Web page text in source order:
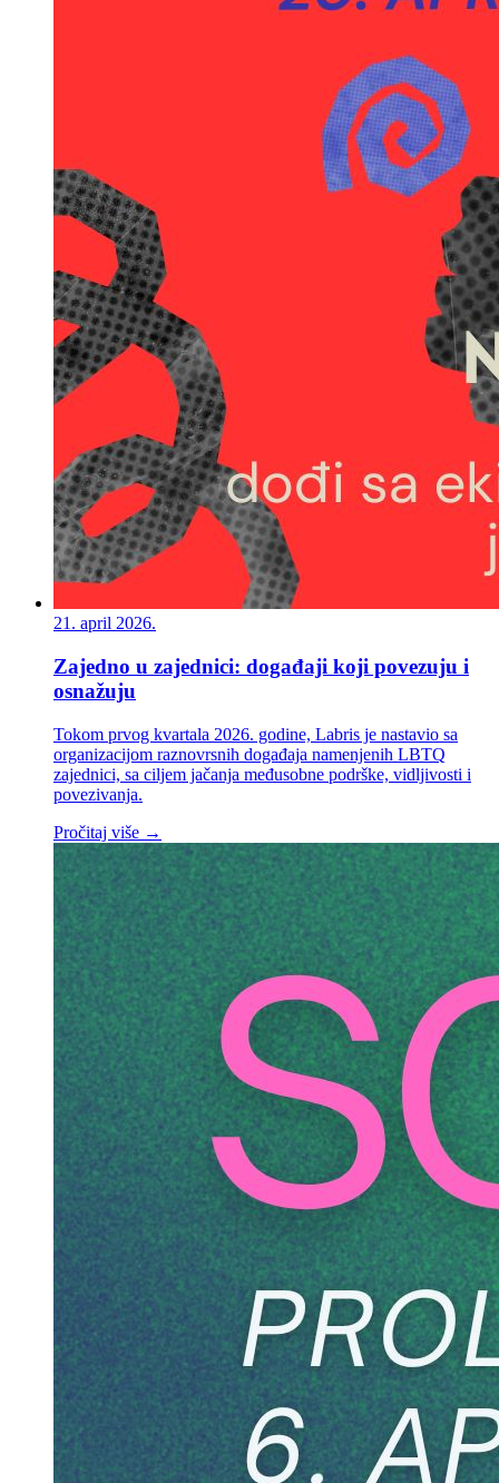
21. april 2026.
Zajedno u zajednici: događaji koji povezuju i
osnažuju
Tokom prvog kvartala 2026. godine, Labris je nastavio sa
organizacijom raznovrsnih događaja namenjenih LBTQ
zajednici, sa ciljem jačanja međusobne podrške, vidljivosti i
povezivanja.
Pročitaj više →